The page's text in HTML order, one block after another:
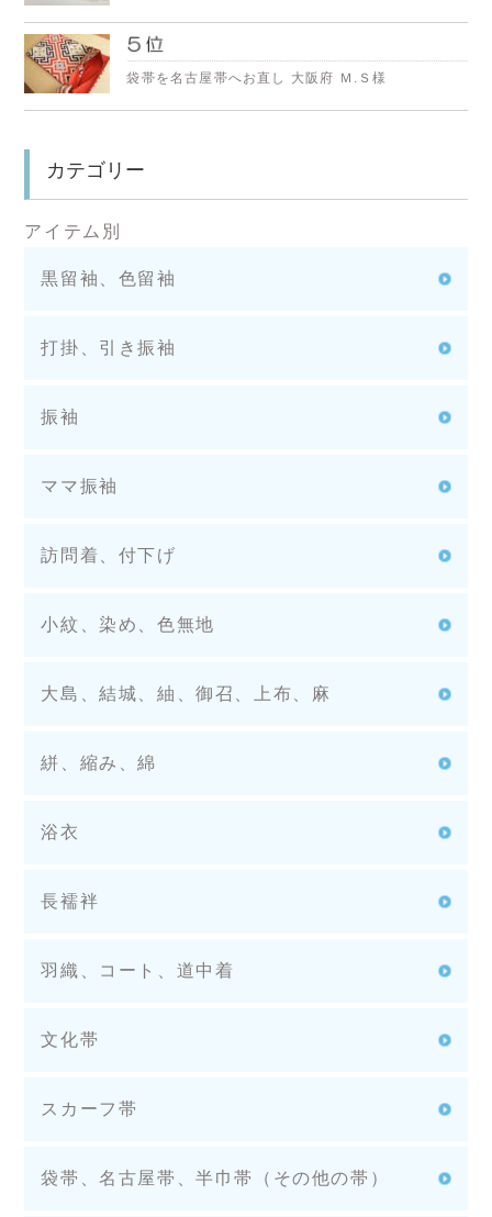
袋帯を名古屋帯へお直し 大阪府 Ｍ.Ｓ様
カテゴリー
アイテム別
黒留袖、色留袖
打掛、引き振袖
振袖
ママ振袖
訪問着、付下げ
小紋、染め、色無地
大島、結城、紬、御召、上布、麻
絣、縮み、綿
浴衣
長襦袢
羽織、コート、道中着
文化帯
スカーフ帯
袋帯、名古屋帯、半巾帯（その他の帯）